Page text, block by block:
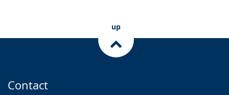
up
Contact